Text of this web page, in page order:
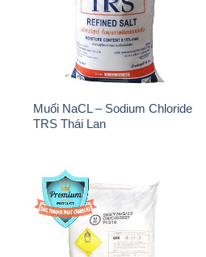
Muối NaCL – Sodium Chloride
TRS Thái Lan